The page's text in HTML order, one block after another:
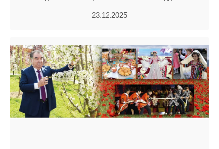
23.12.2025